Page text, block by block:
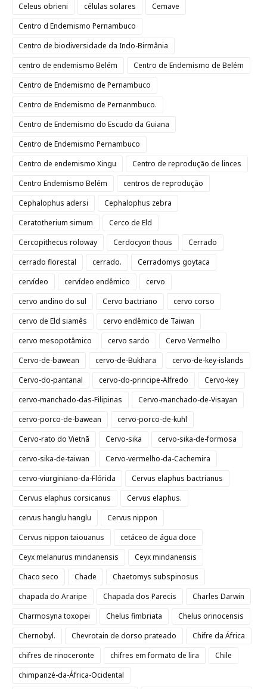
Celeus obrieni células solares
Cemave
Centro d Endemismo Pernambuco
Centro de biodiversidade da Indo-Birmânia
centro de endemismo Belém
Centro de Endemismo de Belém
Centro de Endemismo de Pernambuco
Centro de Endemismo de Pernanmbuco.
Centro de Endemismo do Escudo da Guiana
Centro de Endemismo Pernambuco
Centro de endemismo Xingu
Centro de reprodução de linces
Centro Endemismo Belém
centros de reprodução
Cephalophus adersi
Cephalophus zebra
Ceratotherium simum
Cerco de Eld
Cercopithecus roloway
Cerdocyon thous
Cerrado
cerrado florestal
cerrado.
Cerradomys goytaca
cervídeo
cervídeo endêmico
cervo
cervo andino do sul
Cervo bactriano
cervo corso
cervo de Eld siamês
cervo endêmico de Taiwan
cervo mesopotâmico
cervo sardo
Cervo Vermelho
Cervo-de-bawean
cervo-de-Bukhara
cervo-de-key-islands
Cervo-do-pantanal
cervo-do-principe-Alfredo
Cervo-key
cervo-manchado-das-Filipinas
Cervo-manchado-de-Visayan
cervo-porco-de-bawean
cervo-porco-de-kuhl
Cervo-rato do Vietnã
Cervo-sika
cervo-sika-de-formosa
cervo-sika-de-taiwan
Cervo-vermelho-da-Cachemira
cervo-viurginiano-da-Flórida
Cervus elaphus bactrianus
Cervus elaphus corsicanus
Cervus elaphus.
cervus hanglu hanglu
Cervus nippon
Cervus nippon taiouanus
cetáceo de água doce
Ceyx melanurus mindanensis
Ceyx mindanensis
Chaco seco
Chade
Chaetomys subspinosus
chapada do Araripe
Chapada dos Parecis
Charles Darwin
Charmosyna toxopei
Chelus fimbriata
Chelus orinocensis
Chernobyl.
Chevrotain de dorso prateado
Chifre da África
chifres de rinoceronte
chifres em formato de lira
Chile
chimpanzé-da-África-Ocidental